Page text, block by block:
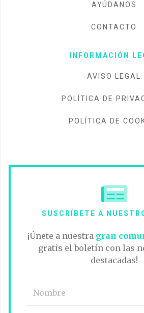
AYÚDANOS
CONTACTO
INFORMACIÓN
AVISO LEGAL
POLÍTICA DE
POLÍTICA DE
SUSCRÍBETE A
¡Únete a nuestra gran
gratis el boletín con las
destacadas!